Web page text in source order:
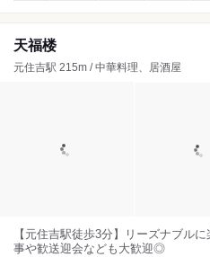
天福楼
元住吉駅 215m / 中華料理、居酒屋
【元住吉駅徒歩3分】リーズナブル
事や歓送迎会なども大歓迎◎